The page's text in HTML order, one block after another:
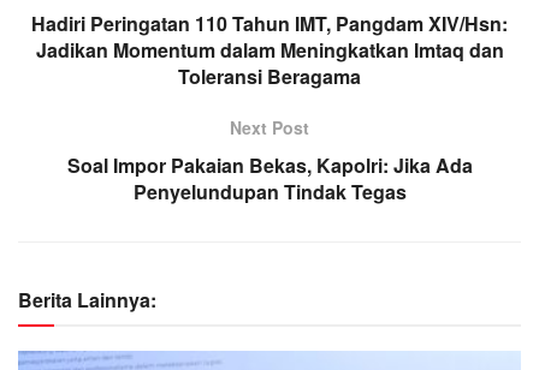
Hadiri Peringatan 110 Tahun IMT, Pangdam XIV/Hsn:
Jadikan Momentum dalam Meningkatkan Imtaq dan
Toleransi Beragama
Next Post
Soal Impor Pakaian Bekas, Kapolri: Jika Ada
Penyelundupan Tindak Tegas
Berita Lainnya: